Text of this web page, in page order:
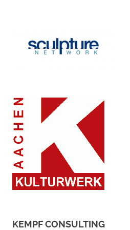
KEMPF CONSULTING